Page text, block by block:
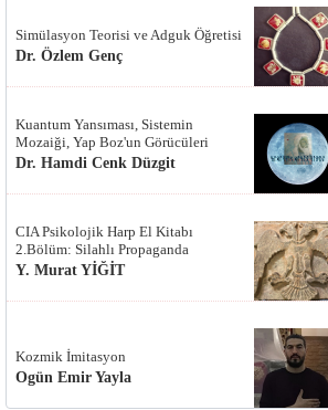
Simülasyon Teorisi ve Adguk Öğretisi
Dr. Özlem Genç
Kuantum Yansıması, Sistemin
Mozaiği, Yap Boz'un Görücüleri
Dr. Hamdi Cenk Düzgit
CIA Psikolojik Harp El Kitabı
2.Bölüm: Silahlı Propaganda
Y. Murat YİĞİT
Kozmik İmitasyon
Ogün Emir Yayla